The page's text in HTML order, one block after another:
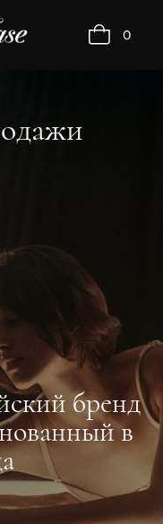
0
бренд
в